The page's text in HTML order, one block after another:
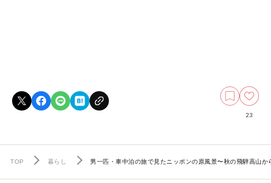
23
TOP 暮らし 男一匹・車中泊の旅で見たニッポンの原風景〜秋の飛騨高山か